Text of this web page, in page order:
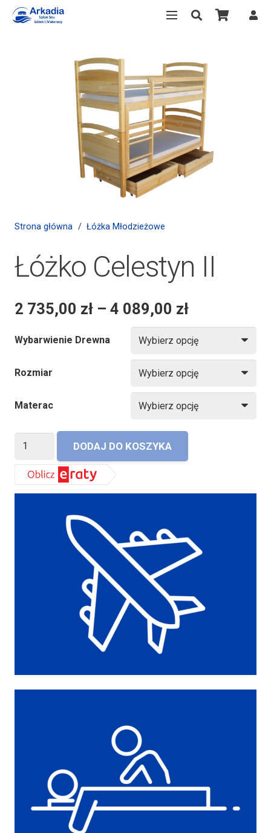
Strona główna / Łóżka Młodzieżowe
Łóżko Celestyn II
2 735,00 zł – 4 089,00 zł
Wybarwienie Drewna
Rozmiar
Materac
ilość
Celestyn
II
DODAJ DO KOSZYKA